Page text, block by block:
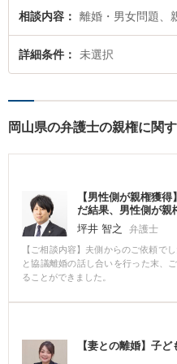
相談内容 離婚・男女問題、
詳細条件 未選択
岡山県の弁護士の親権に関
【男性側が親権獲
だ結果、男性側が親
坪井 智之
弁護士
【ご相談内容】夫側からのご依頼で
と協議離婚の話し合いを行った末、
ることができました。
【妻との離婚】子ど